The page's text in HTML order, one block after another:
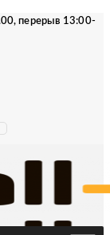
перерыв 13:00-